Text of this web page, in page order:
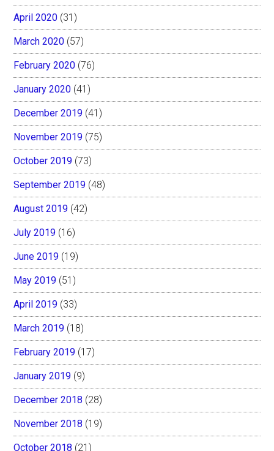
April 2020 (31)
March 2020 (57)
February 2020 (76)
January 2020 (41)
December 2019 (41)
November 2019 (75)
October 2019 (73)
September 2019 (48)
August 2019 (42)
July 2019 (16)
June 2019 (19)
May 2019 (51)
April 2019 (33)
March 2019 (18)
February 2019 (17)
January 2019 (9)
December 2018 (28)
November 2018 (19)
October 2018 (21)